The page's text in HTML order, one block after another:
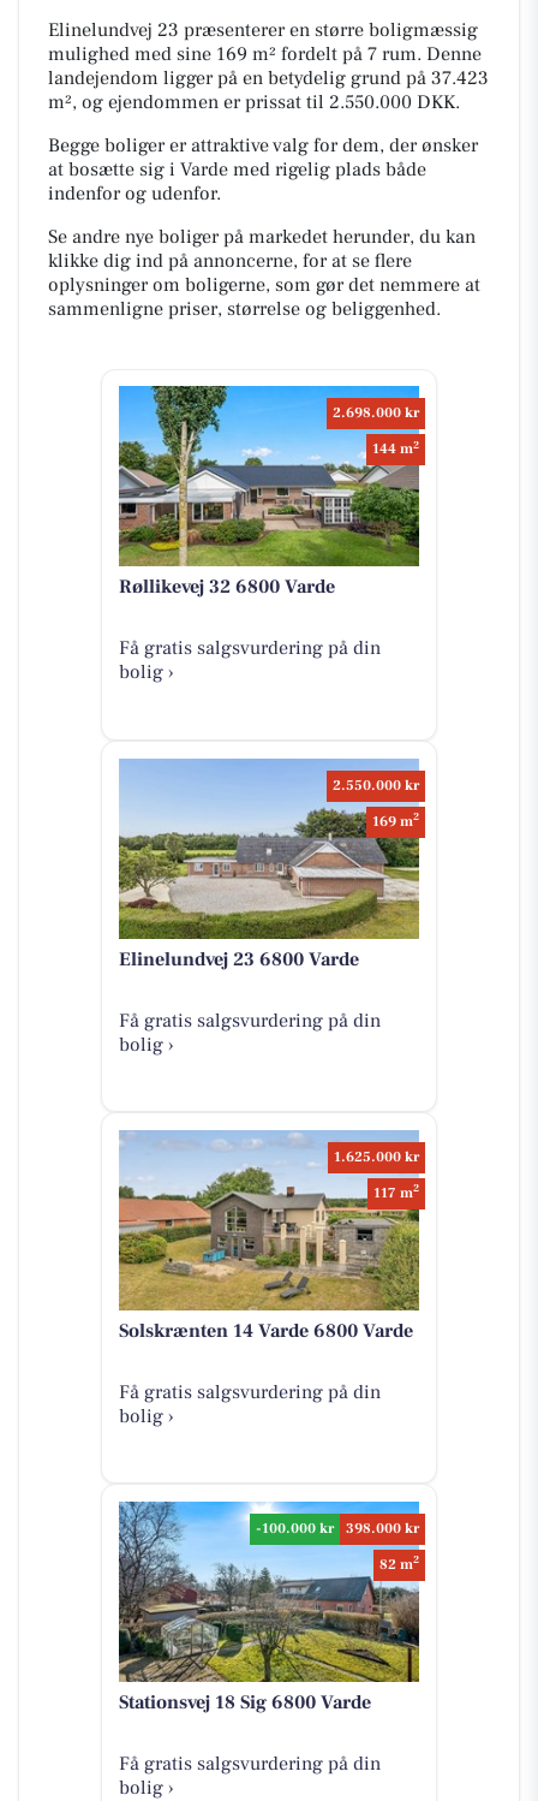
Elinelundvej 23 præsenterer en større boligmæssig
mulighed med sine 169 m² fordelt på 7 rum. Denne
landejendom ligger på en betydelig grund på 37.423
m², og ejendommen er prissat til 2.550.000 DKK.
Begge boliger er attraktive valg for dem, der ønsker
at bosætte sig i Varde med rigelig plads både
indenfor og udenfor.
Se andre nye boliger på markedet herunder, du kan
klikke dig ind på annoncerne, for at se flere
oplysninger om boligerne, som gør det nemmere at
sammenligne priser, størrelse og beliggenhed.
2.698.000 kr
144 m2
Røllikevej 32 6800 Varde
Få gratis salgsvurdering på din
bolig ›
2.550.000 kr
169 m2
Elinelundvej 23 6800 Varde
Få gratis salgsvurdering på din
bolig ›
1.625.000 kr
117 m2
Solskrænten 14 Varde 6800 Varde
Få gratis salgsvurdering på din
bolig ›
-100.000 kr
398.000 kr
82 m2
Stationsvej 18 Sig 6800 Varde
Få gratis salgsvurdering på din
bolig ›